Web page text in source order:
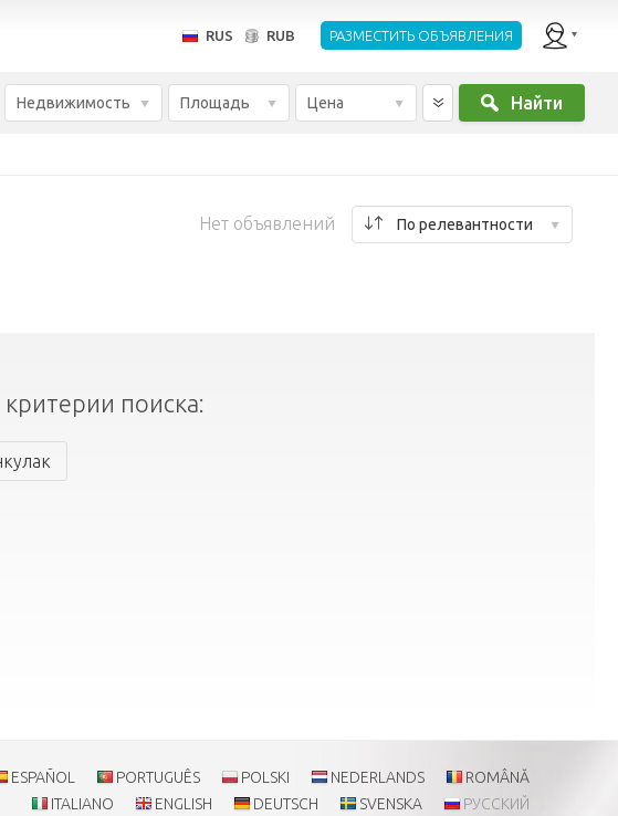
RUS RUB РАЗМЕСТИТЬ ОБЪЯВЛЕНИЯ
Недвижимость Площадь Цена Найти
Нет объявлений По релевантности
поиска:
ESPAÑOL PORTUGUÊS POLSKI NEDERLANDS
ROMÂNĂ
ITALIANO
ENGLISH DEUTSCH SVENSKA РУССКИЙ